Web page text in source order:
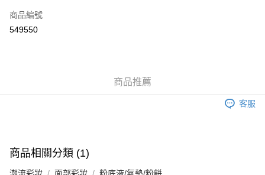
Apple Pay
相關說明
銀行匯款 請將存款存到以下銀行帳戶，並於存款單據寫上訂單編號後電郵至
eshop@colourmix-cosmetics.com** **我們不會處理沒有提供存款單據的訂
商品編號
549550
商品推薦
客服
商品相關分類 (1)